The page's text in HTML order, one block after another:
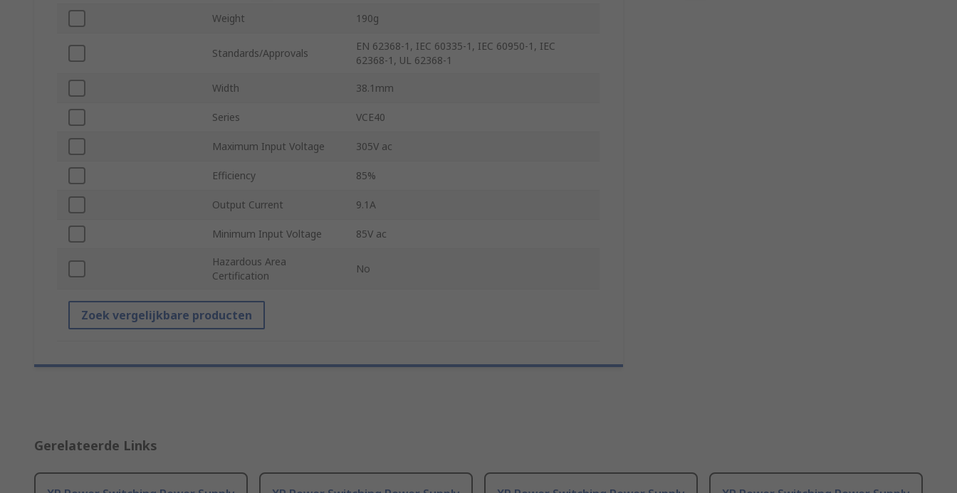
Weight 190g
Standards/Approvals
EN 62368-1, IEC 60335-1, IEC 60950-1, IEC
62368-1, UL 62368-1
Width 38.1mm
Series VCE40
Maximum Input Voltage 305V ac
Efficiency 85%
Output Current 9.1A
Minimum Input Voltage 85V ac
Hazardous Area
Certification
No
Zoek vergelijkbare producten
Gerelateerde Links